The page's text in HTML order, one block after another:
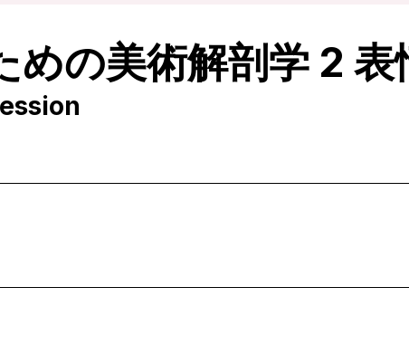
めの美術解剖学 2 表